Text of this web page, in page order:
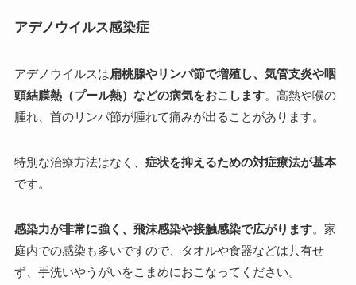
アデノウイルス感染症
アデノウイルスは扁桃腺やリンパ節で増殖し、気管支炎や咽
頭結膜熱（プール熱）などの病気をおこします。高熱や喉の
腫れ、首のリンパ節が腫れて痛みが出ることがあります。
特別な治療方法はなく、 症状を抑えるための対症療法が基本
です。
感染力が非常に強く、飛沫感染や接触感染で広がります。家
庭内での感染も多いですので、タオルや食器などは共有せ
ず、手洗いやうがいをこまめにおこなってください。